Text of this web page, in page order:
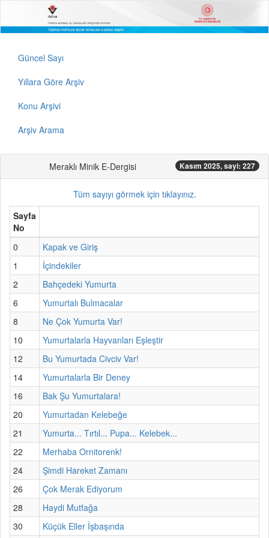
Güncel Sayı
Yıllara Göre Arşiv
Konu Arşivi
Arşiv Arama
Meraklı Minik E-Dergisi Kasım 2025, sayi: 227
Tüm sayıyı görmek için tıklayınız.
Sayfa
No
0
Kapak ve Giriş
1
İçindekiler
2
Bahçedeki Yumurta
6
Yumurtalı Bulmacalar
8
Ne Çok Yumurta Var!
10
Yumurtalarla Hayvanları Eşleştir
12
Bu Yumurtada Civciv Var!
14
Yumurtalarla Bir Deney
16
Bak Şu Yumurtalara!
20
Yumurtadan Kelebeğe
21
Yumurta... Tırtıl... Pupa... Kelebek...
22
Merhaba Ornitorenk!
24
Şimdi Hareket Zamanı
26
Çok Merak Ediyorum
28
Haydi Mutfağa
30
Küçük Eller İşbaşında